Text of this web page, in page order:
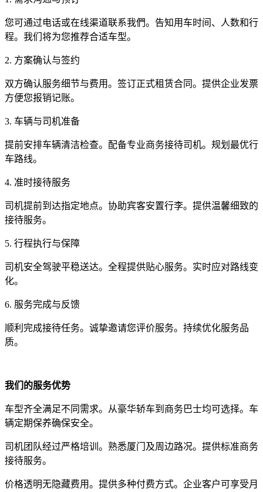
您可通过电话或在线渠道联系我們。告知用车时间、人数和行
程。我们将为您推荐合适车型。
2. 方案确认与签约
双方确认服务细节与费用。签订正式租赁合同。提供企业发票
方便您报销记账。
3. 车辆与司机准备
提前安排车辆清洁检查。配备专业商务接待司机。规划最优行
车路线。
4. 准时接待服务
司机提前到达指定地点。协助宾客安置行李。提供温馨细致的
接待服务。
5. 行程执行与保障
司机安全驾驶平稳送达。全程提供贴心服务。实时应对路线变
化。
6. 服务完成与反馈
顺利完成接待任务。诚挚邀请您评价服务。持续优化服务品
质。
我们的服务优势
车型齐全满足不同需求。从豪华轿车到商务巴士均可选择。车
辆定期保养确保安全。
司机团队经过严格培训。熟悉厦门及周边路况。提供标准商务
接待服务。
价格透明无隐藏费用。提供多种付费方式。企业客户可享受月